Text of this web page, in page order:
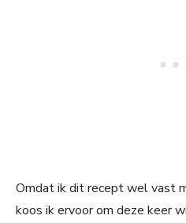
Omdat ik dit recept wel vast
koos ik ervoor om deze keer